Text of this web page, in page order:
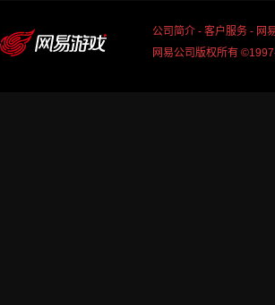
公司简介 - 客户服务 - 网
网易公司版权所有